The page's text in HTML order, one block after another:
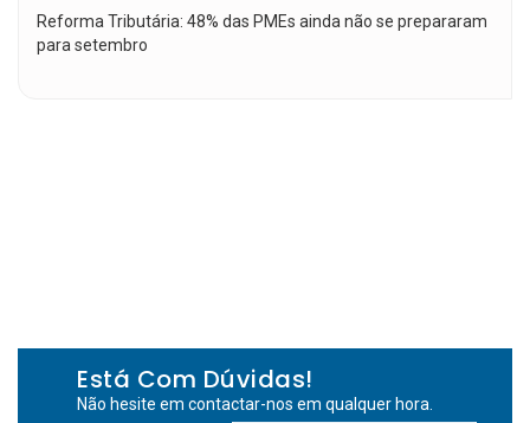
Reforma Tributária: 48% das PMEs ainda não se prepararam
para setembro
Está Com Dúvidas!
Não hesite em contactar-nos em qualquer hora.